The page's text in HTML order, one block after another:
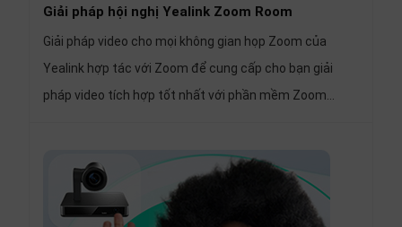
Giải pháp hội nghị Yealink Zoom Room
Giải pháp video cho mọi không gian họp Zoom của
Yealink hợp tác với Zoom để cung cấp cho bạn giải
pháp video tích hợp tốt nhất với phần mềm Zoom